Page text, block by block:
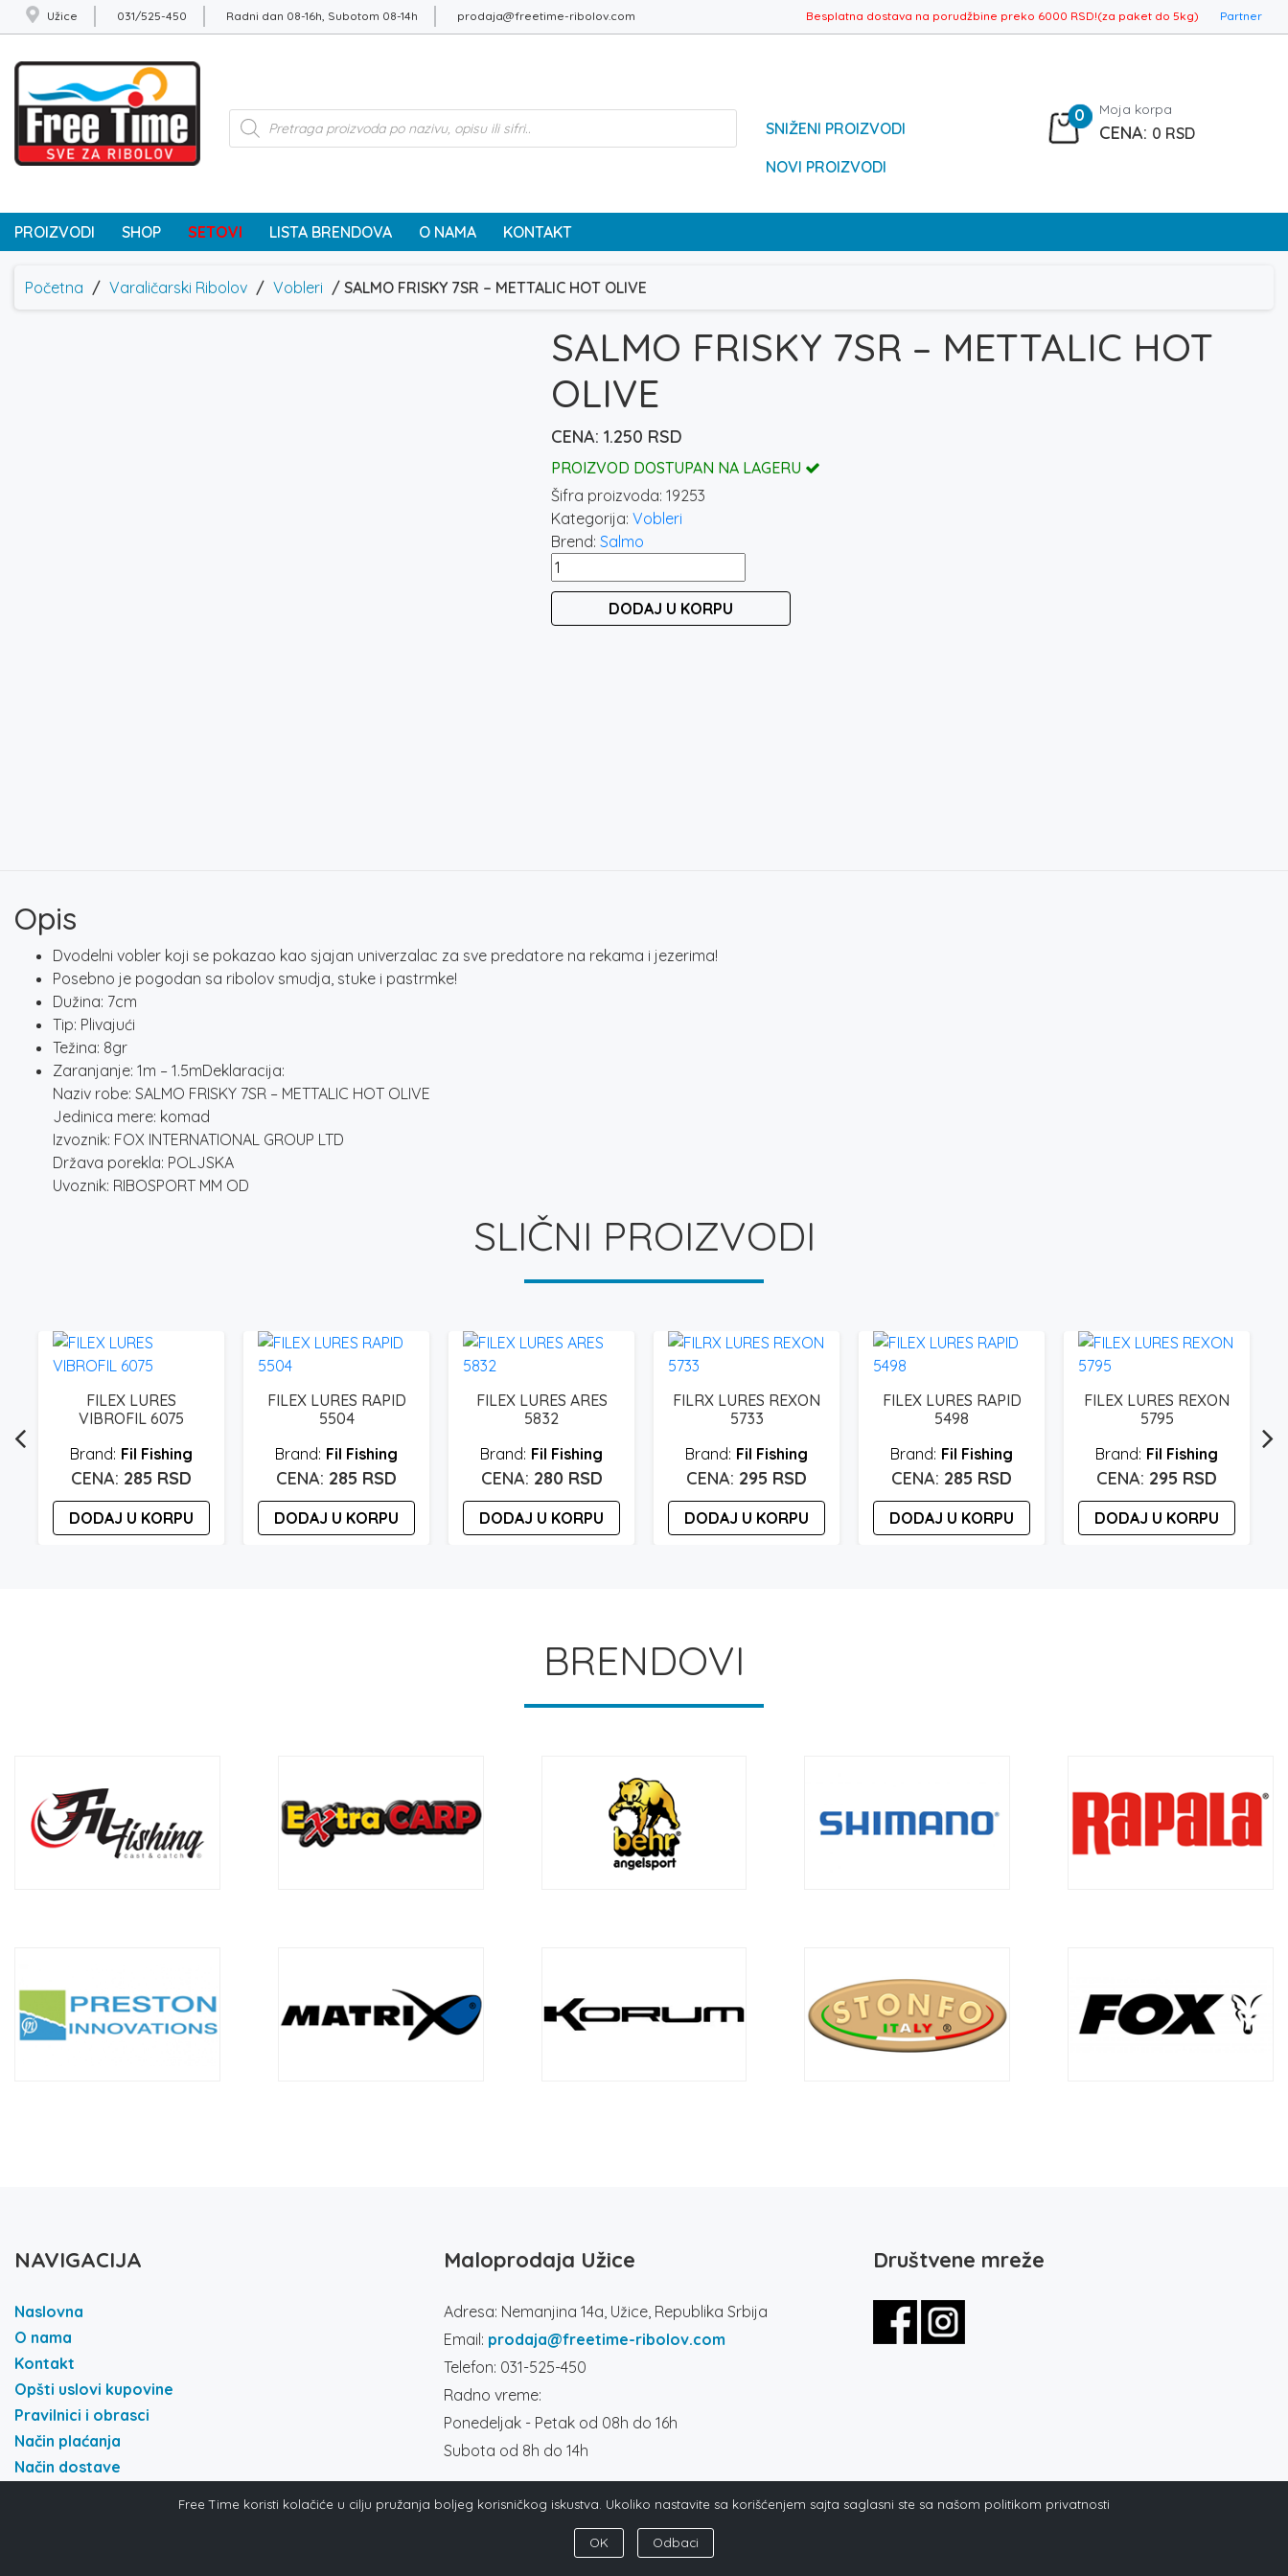
Užice 031/525-450 Radni dan 08-16h, Subotom 08-14h prodaja@freetime-ribolov.com Besplatna dostava na porudžbine preko 6000 RSD!(za paket do 5kg) Partner
Products
search
SNIŽENI PROIZVODI
NOVI PROIZVODI
0 Moja korpa
0 RSD
PROIZVODI SHOP SETOVI LISTA BRENDOVA O NAMA KONTAKT
Početna / Varaličarski Ribolov / Vobleri / SALMO FRISKY 7SR – METTALIC HOT OLIVE
SALMO FRISKY 7SR – METTALIC HOT
OLIVE
1.250 RSD
PROIZVOD DOSTUPAN NA LAGERU
Šifra proizvoda: 19253
Kategorija: Vobleri
Brend: Salmo
SALMO
FRISKY
-
DODAJ U KORPU
Opis
Dvodelni vobler koji se pokazao kao sjajan univerzalac za sve predatore na rekama i jezerima!
Posebno je pogodan sa ribolov smudja, stuke i pastrmke!
Dužina: 7cm
Tip: Plivajući
Težina: 8gr
Zaranjanje: 1m – 1.5mDeklaracija:
Naziv robe: SALMO FRISKY 7SR – METTALIC HOT OLIVE
Jedinica mere: komad
Izvoznik: FOX INTERNATIONAL GROUP LTD
Država porekla: POLJSKA
Uvoznik: RIBOSPORT MM OD
SLIČNI PROIZVODI
FILEX LURES
VIBROFIL 6075
Fil Fishing
285 RSD
DODAJ U KORPU
FILEX LURES RAPID
5504
Fil Fishing
285 RSD
DODAJ U KORPU
FILEX LURES ARES
5832
Fil Fishing
280 RSD
DODAJ U KORPU
FILRX LURES REXON
5733
Fil Fishing
295 RSD
DODAJ U KORPU
FILEX LURES RAPID
5498
Fil Fishing
285 RSD
DODAJ U KORPU
FILEX LURES REXON
5795
Fil Fishing
295 RSD
DODAJ U KORPU
BRENDOVI
NAVIGACIJA
Naslovna
O nama
Kontakt
Opšti uslovi kupovine
Pravilnici i obrasci
Način plaćanja
Način dostave
Maloprodaja Užice
Adresa: Nemanjina 14a, Užice, Republika Srbija
Email: prodaja@freetime-ribolov.com
Telefon: 031-525-450
Radno vreme:
Ponedeljak - Petak od 08h do 16h
Subota od 8h do 14h
Društvene mreže
Free Time koristi kolačiće u cilju pružanja boljeg korisničkog iskustva. Ukoliko nastavite sa korišćenjem sajta saglasni ste sa našom politikom privatnosti
OK Odbaci